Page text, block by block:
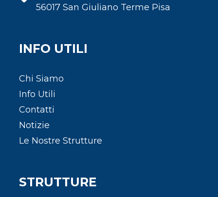
56017 San Giuliano Terme Pisa
INFO UTILI
Chi Siamo
Info Utili
Contatti
Notizie
Le Nostre Strutture
STRUTTURE